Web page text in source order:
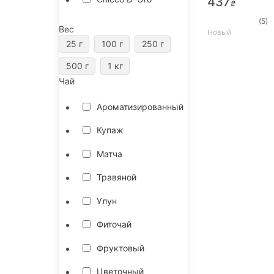
Вес
25 г
100 г 250 г
500 г
1 кг
Чай
Ароматизированный
Купаж
Матча
Травяной
Улун
Фиточай
Фруктовый
Цветочный
₴
(5)
Новый